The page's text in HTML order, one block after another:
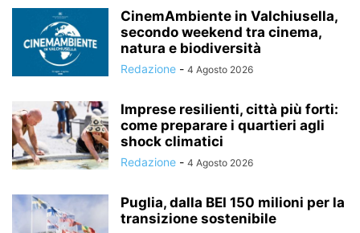
CinemAmbiente in Valchiusella,
secondo weekend tra cinema,
natura e biodiversità
Redazione - 4 Agosto 2026
Imprese resilienti, città più forti:
come preparare i quartieri agli
shock climatici
Redazione - 4 Agosto 2026
Puglia, dalla BEI 150 milioni per la
transizione sostenibile